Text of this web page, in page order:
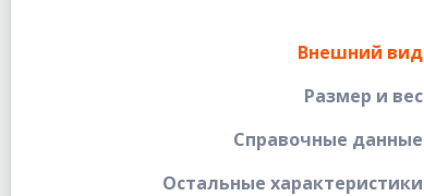
Внешний вид
Размер и вес
Справочные данные
Остальные характеристики